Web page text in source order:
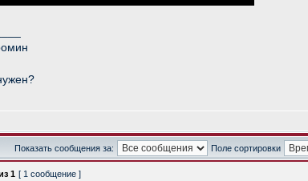
Показать сообщения за: Поле сортировки
1 [ 1 сообщение ]